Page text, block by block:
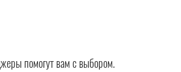
помогут вам с выбором.